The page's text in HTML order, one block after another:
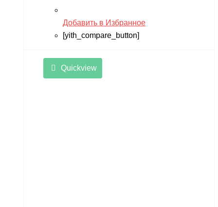
Добавить в Избранное
[yith_compare_button]
Quickview